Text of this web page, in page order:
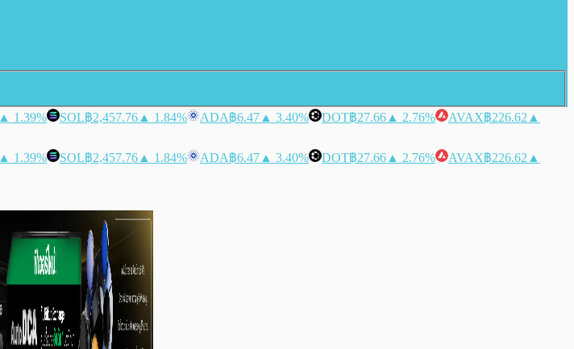
▲ 1.39% SOL฿2,457.76 ▲ 1.84% ADA฿6.47 ▲ 3.40% DOT฿27.66 ▲ 2.76% AVAX฿226.62 ▲
▲ 1.39% SOL฿2,457.76 ▲ 1.84% ADA฿6.47 ▲ 3.40% DOT฿27.66 ▲ 2.76% AVAX฿226.62 ▲